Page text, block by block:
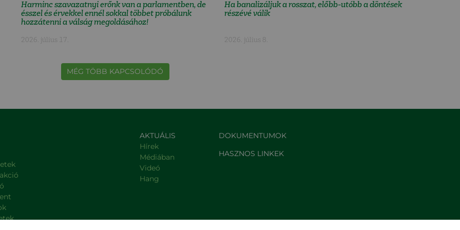
Harminc szavazatnyi erőnk van a parlamentben, de
ésszel és érvekkel ennél sokkal többet próbálunk
hozzátenni a válság megoldásához!
2026. július 17.
Ha banalizáljuk a rosszat, előbb-utóbb a döntések
részévé válik
2026. július 8.
MÉG TÖBB KAPCSOLÓDÓ
AKTUÁLIS
Hírek
Médiában
Videó
Hang
DOKUMENTUMOK
HASZNOS LINKEK